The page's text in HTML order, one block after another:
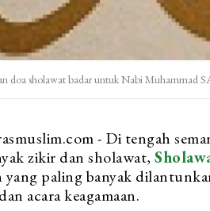
doa sholawat badar untuk Nabi Muhammad
- Di tengah
zikir dan sholawat,
yang paling banyak
acara keagamaan.